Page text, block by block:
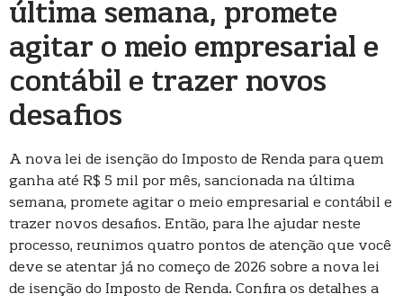
última semana, promete
agitar o meio empresarial e
contábil e trazer novos
desafios
A nova lei de isenção do Imposto de Renda para quem
ganha até R$ 5 mil por mês, sancionada na última
semana, promete agitar o meio empresarial e contábil e
trazer novos desafios. Então, para lhe ajudar neste
processo, reunimos quatro pontos de atenção que você
deve se atentar já no começo de 2026 sobre a nova lei
de isenção do Imposto de Renda. Confira os detalhes a